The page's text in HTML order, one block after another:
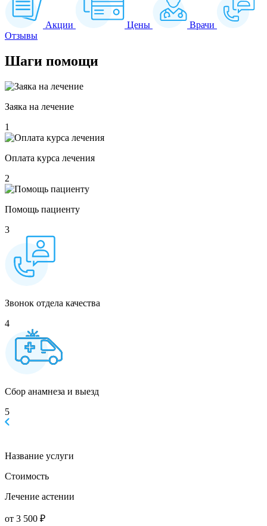
Акции Цены
Врачи
Отзывы
Шаги помощи
Заяка на лечение
1
Оплата курса лечения
2
Помощь пациенту
3
Звонок отдела качества
4
Сбор анамнеза и выезд
5
Название услуги
Стоимость
Лечение астении
от 3 500 ₽